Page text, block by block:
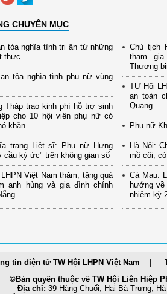
CHUYÊN MỤC
tỏa nghĩa tình tri ân từ những
thực
tỏa nghĩa tình phụ nữ vùng
Tháp trao kinh phí hỗ trợ sinh
cho 10 hội viên phụ nữ có
khăn
trang Liệt sĩ: Phụ nữ Hưng
cầu ký ức" trên không gian số
Việt Nam thăm, tặng quà
anh hùng và gia đình chính
Chủ tịch
tham
Thương
TƯ Hội
an toàn
Quang
Phụ nữ
Hà Nội:
mồ côi,
Cà Mau:
hướng về
nhiệm kỳ
tin điện tử TW Hội LHPN Việt Nam
©Bản quyền thuộc về TW Hội Liên Hiệp
Địa chỉ: 39 Hàng Chuối, Hai Bà Trưng,